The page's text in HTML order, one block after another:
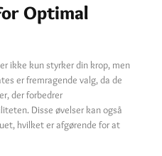
Optimal
ikke kun styrker din krop, men
er fremragende valg, da de
der forbedrer
Disse øvelser kan også
hvilket er afgørende for at